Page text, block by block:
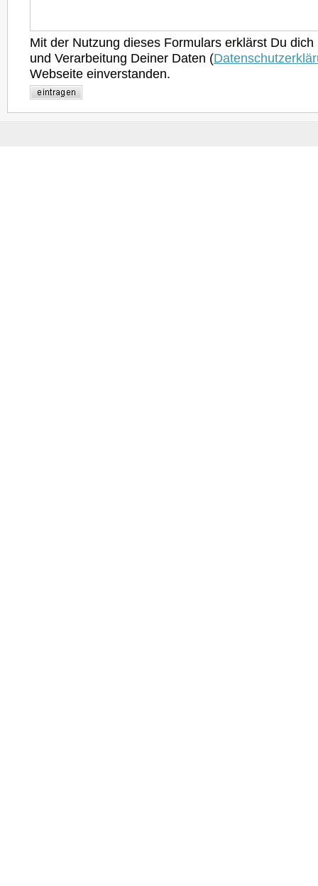
Mit der Nutzung dieses Formulars erklärst Du
und Verarbeitung Deiner Daten (
Webseite einverstanden.